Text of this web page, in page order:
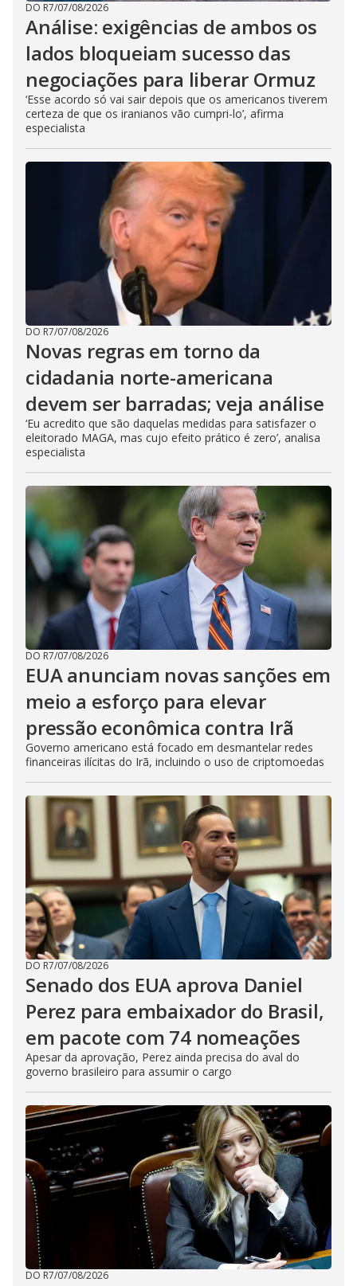
DO R7/07/08/2026
Análise: exigências de ambos os
lados bloqueiam sucesso das
negociações para liberar Ormuz
‘Esse acordo só vai sair depois que os americanos tiverem
certeza de que os iranianos vão cumpri-lo’, afirma
especialista
DO R7/07/08/2026
Novas regras em torno da
cidadania norte-americana
devem ser barradas; veja análise
‘Eu acredito que são daquelas medidas para satisfazer o
eleitorado MAGA, mas cujo efeito prático é zero’, analisa
especialista
DO R7/07/08/2026
EUA anunciam novas sanções em
meio a esforço para elevar
pressão econômica contra Irã
Governo americano está focado em desmantelar redes
financeiras ilícitas do Irã, incluindo o uso de criptomoedas
DO R7/07/08/2026
Senado dos EUA aprova Daniel
Perez para embaixador do Brasil,
em pacote com 74 nomeações
Apesar da aprovação, Perez ainda precisa do aval do
governo brasileiro para assumir o cargo
DO R7/07/08/2026